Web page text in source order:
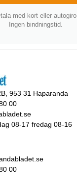
med kort eller autogiro.
Ingen bindningstid.
953 31 Haparanda
00
08-17 fredag 08-16
00